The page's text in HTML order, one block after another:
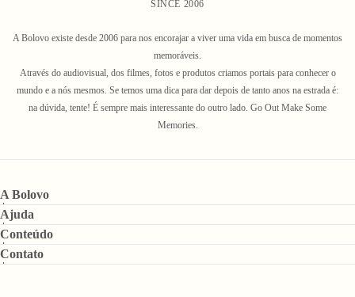
SINCE 2006
A Bolovo existe desde 2006 para nos encorajar a viver uma vida em busca de momentos
memoráveis.
Através do audiovisual, dos filmes, fotos e produtos criamos portais para conhecer o
mundo e a nós mesmos. Se temos uma dica para dar depois de tanto anos na estrada é:
na dúvida, tente! É sempre mais interessante do outro lado. Go Out Make Some
Memories.
A Bolovo
Ajuda
Conteúdo
Contato